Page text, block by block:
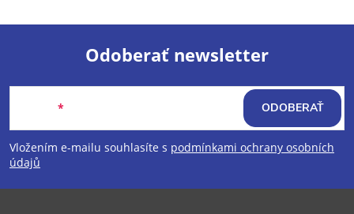
Z
á
p
Odoberať newsletter
Vložením e-mailu souhlasíte s podmínkami ochrany osobních
údajů
ODOBERAŤ